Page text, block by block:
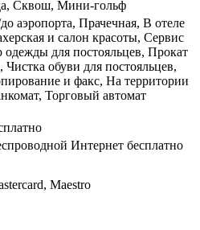
Сквош, Мини-гольф
аэропорта, Прачечная, В отеле
и салон красоты, Сервис
для постояльцев, Прокат
Чистка обуви для постояльцев,
и факс, На территории
Торговый автомат
Интернет бесплатно
Maestro